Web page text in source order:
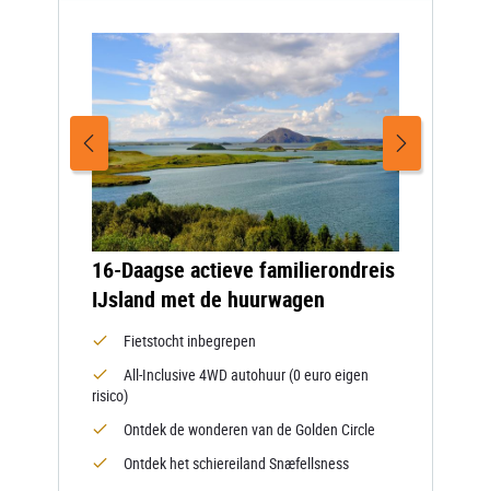
16-Daagse actieve familierondreis
IJsland met de huurwagen
Fietstocht inbegrepen
All-Inclusive 4WD autohuur (0 euro eigen
risico)
Ontdek de wonderen van de Golden Circle
Ontdek het schiereiland Snæfellsness